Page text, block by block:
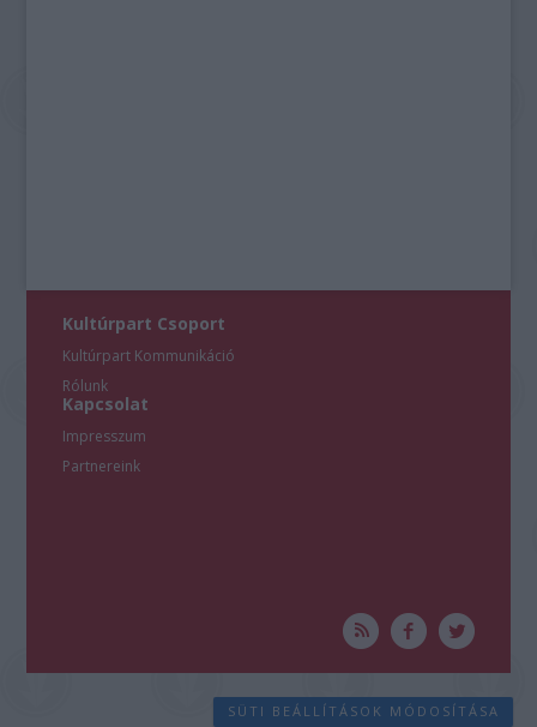
Kultúrpart Csoport
Kultúrpart Kommunikáció
Rólunk
Kapcsolat
Impresszum
Partnereink
SÜTI BEÁLLÍTÁSOK MÓDOSÍTÁSA